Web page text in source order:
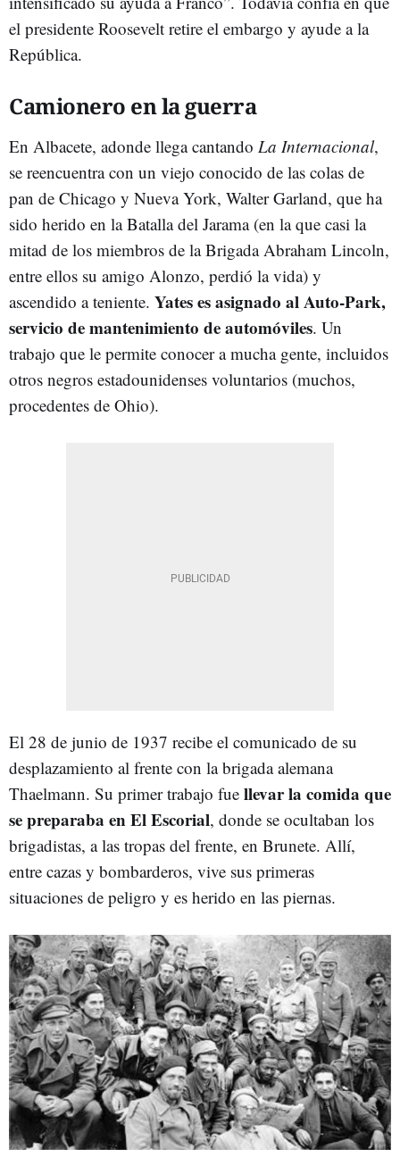
el presidente Roosevelt retire el embargo y ayude a la
República.
Camionero en la guerra
En Albacete, adonde llega cantando La Internacional,
se reencuentra con un viejo conocido de las colas de
pan de Chicago y Nueva York, Walter Garland, que ha
sido herido en la Batalla del Jarama (en la que casi la
mitad de los miembros de la Brigada Abraham Lincoln,
entre ellos su amigo Alonzo, perdió la vida) y
ascendido a teniente. Yates es asignado al Auto-Park,
servicio de mantenimiento de automóviles. Un
trabajo que le permite conocer a mucha gente, incluidos
otros negros estadounidenses voluntarios (muchos,
procedentes de Ohio).
El 28 de junio de 1937 recibe el comunicado de su
desplazamiento al frente con la brigada alemana
Thaelmann. Su primer trabajo fue llevar la comida que
se preparaba en El Escorial, donde se ocultaban los
brigadistas, a las tropas del frente, en Brunete. Allí,
entre cazas y bombarderos, vive sus primeras
situaciones de peligro y es herido en las piernas.